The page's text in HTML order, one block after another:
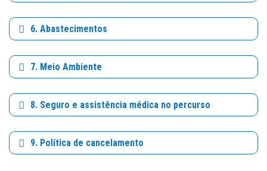
6. Abastecimentos
7. Meio Ambiente
8. Seguro e assistência médica no percurso
9. Política de cancelamento